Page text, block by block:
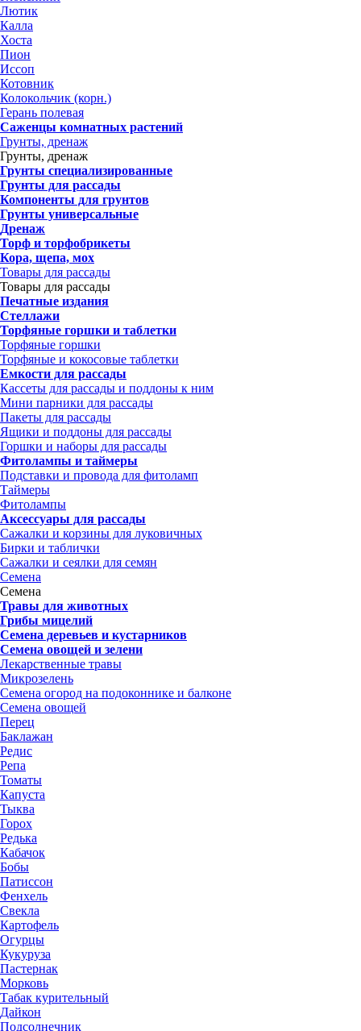
Лютик
Калла
Хоста
Пион
Иссоп
Котовник
Колокольчик (корн.)
Герань полевая
Саженцы комнатных растений
Грунты, дренаж
Грунты, дренаж
Грунты специализированные
Грунты для рассады
Компоненты для грунтов
Грунты универсальные
Дренаж
Торф и торфобрикеты
Кора, щепа, мох
Товары для рассады
Товары для рассады
Печатные издания
Стеллажи
Торфяные горшки и таблетки
Торфяные горшки
Торфяные и кокосовые таблетки
Емкости для рассады
Кассеты для рассады и поддоны к ним
Мини парники для рассады
Пакеты для рассады
Ящики и поддоны для рассады
Горшки и наборы для рассады
Фитолампы и таймеры
Подставки и провода для фитоламп
Таймеры
Фитолампы
Аксессуары для рассады
Сажалки и корзины для луковичных
Бирки и таблички
Сажалки и сеялки для семян
Семена
Семена
Травы для животных
Грибы мицелий
Семена деревьев и кустарников
Семена овощей и зелени
Лекарственные травы
Микрозелень
Семена огород на подоконнике и балконе
Семена овощей
Перец
Баклажан
Редис
Репа
Томаты
Капуста
Тыква
Горох
Редька
Кабачок
Бобы
Патиссон
Фенхель
Свекла
Картофель
Огурцы
Кукуруза
Пастернак
Морковь
Табак курительный
Дайкон
Подсолнечник